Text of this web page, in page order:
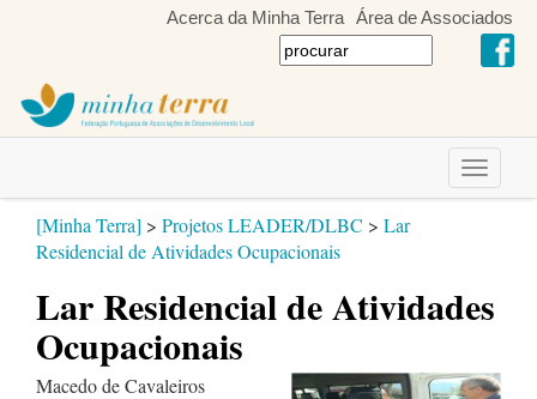
Acerca da Minha Terra Área de Associados
Toggle
[Minha Terra] > Projetos LEADER/DLBC > Lar
Residencial de Atividades Ocupacionais
Lar Residencial de Atividades
Ocupacionais
Macedo de Cavaleiros